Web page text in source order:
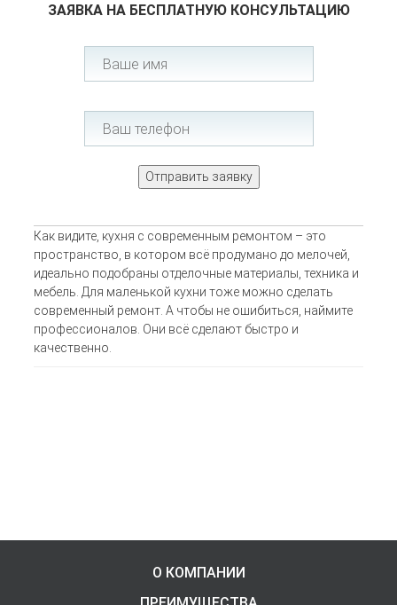
ЗАЯВКА НА БЕСПЛАТНУЮ КОНСУЛЬТАЦИЮ
Отправить заявку
Как видите, кухня с современным ремонтом – это
пространство, в котором всё продумано до мелочей,
идеально подобраны отделочные материалы, техника и
мебель. Для маленькой кухни тоже можно сделать
современный ремонт. А чтобы не ошибиться, наймите
профессионалов. Они всё сделают быстро и
качественно.
О КОМПАНИИ